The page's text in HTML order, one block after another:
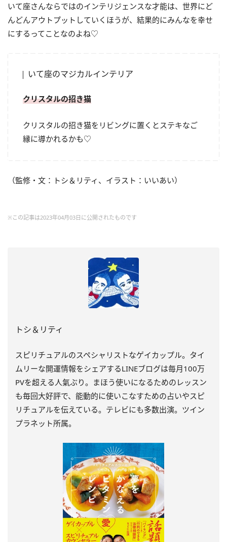
いて座さんならではのインテリジェンスな才能は、世界にど
んどんアウトプットしていくほうが、結果的にみんなを幸せ
にするってことなのよね♡
いて座のマジカルインテリア
クリスタルの招き猫
クリスタルの招き猫をリビングに置くとステキなご
縁に導かれるかも♡
（監修・文：トシ＆リティ、イラスト：いいあい）
※この記事は2023年04月03日に公開されたものです
トシ＆リティ
スピリチュアルのスペシャリストなゲイカップル。タイ
ムリーな開運情報をシェアするLINEブログは毎月100万
PVを超える人氣ぶり。まほう使いになるためのレッスン
も毎回大好評で、能動的に使いこなすための占いやスピ
リチュアルを伝えている。テレビにも多数出演。ツイン
プラネット所属。